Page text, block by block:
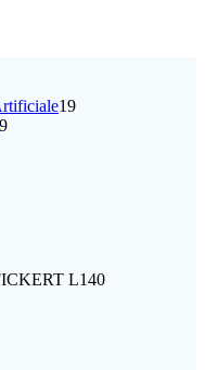
1919
99
L140